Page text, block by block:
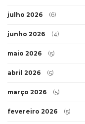
julho 2026 (6)
junho 2026 (4)
maio 2026 (5)
abril 2026 (5)
março 2026 (5)
fevereiro 2026 (5)